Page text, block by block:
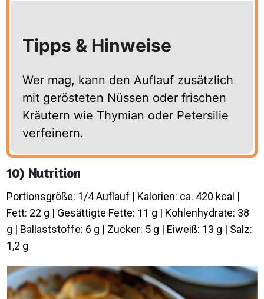
Tipps & Hinweise
Wer mag, kann den Auflauf zusätzlich
mit gerösteten Nüssen oder frischen
Kräutern wie Thymian oder Petersilie
verfeinern.
10) Nutrition
Portionsgröße: 1/4 Auflauf | Kalorien: ca. 420 kcal |
Fett: 22 g | Gesättigte Fette: 11 g | Kohlenhydrate: 38
g | Ballaststoffe: 6 g | Zucker: 5 g | Eiweiß: 13 g | Salz:
1,2 g